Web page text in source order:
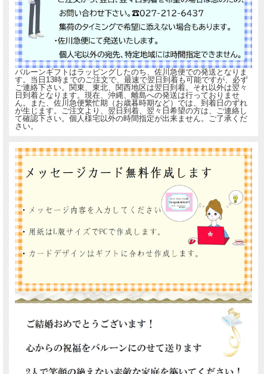
バルーンギフトはラッピングしたのち、佐川急便での発送となりま
す。当日13時までのご注文で、最速で翌日到着も可能ですが、必ず
ご連絡下さい。関東、東北、関西地区は翌日到着。それ以外は翌々
日到着となります。現在、沖縄、離島への発送は行っておりませ
ん。また、佐川急便繁忙期（お歳暮時期など）では、到着日のずれ
が生じます。ご注文より、翌日到着、翌々日希望の方は、ご連絡し
て確認下さい。個人様宅以外の時間指定が出来ません。ご了承くだ
さい。